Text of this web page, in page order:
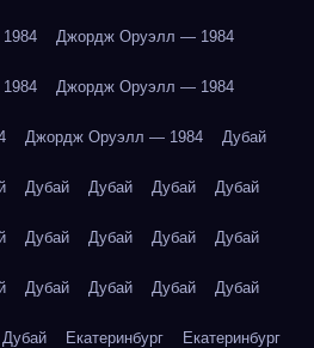
Джордж Оруэлл — 1984
Джордж Оруэлл — 1984
Джордж Оруэлл — 1984 Дубай
Дубай Дубай Дубай Дубай
Дубай Дубай Дубай Дубай
Дубай Дубай Дубай Дубай
Дубай Екатеринбург Екатеринбург